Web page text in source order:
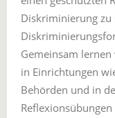
Diskriminierung zu
Gemeinsam
in Einrichtungen
Behörden und in